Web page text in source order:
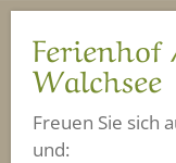
Walchsee
Freuen Sie sich
und: